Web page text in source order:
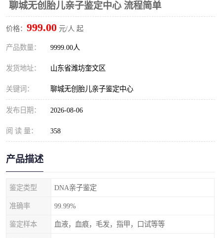
聊城无创胎儿亲子鉴定中心 流程简单
价格： 999.00 元/人 起
产品数量： 9999.00人
发货地址： 山东省潍坊奎文区
关键词： 聊城无创胎儿亲子鉴定中心
发布日期： 2026-08-06
阅 读 量： 358
产品描述
鉴定类型 DNA亲子鉴定
准确率 99.99%
鉴定样本 血液，血痕，毛发，指甲，口试等等